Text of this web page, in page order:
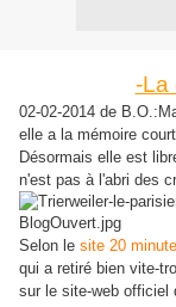
-La
02-02-2014 de
elle a la mémoire
Désormais elle est
n'est pas à l'abri des
Selon le site 20
qui a retiré bien vite-
sur le site-web officiel